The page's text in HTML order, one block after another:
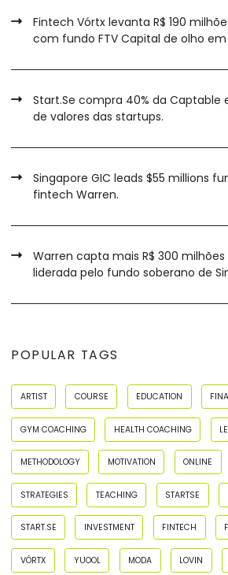
Fintech Vórtx levanta R$ 190
com fundo FTV Capital de olho em
Start.Se compra 40% da Captable
de valores das startups.
Singapore GIC leads $55 millions
fintech Warren.
Warren capta mais R$ 300
liderada pelo fundo soberano de
POPULAR TAGS
ARTIST COURSE EDUCATION
GYM COACHING HEALTH COACHING
METHODOLOGY MOTIVATION ONLINE
STRATEGIES TEACHING STARTSE
START.SE INVESTMENT FINTECH
VÓRTX YUOOL MODA LOVIN